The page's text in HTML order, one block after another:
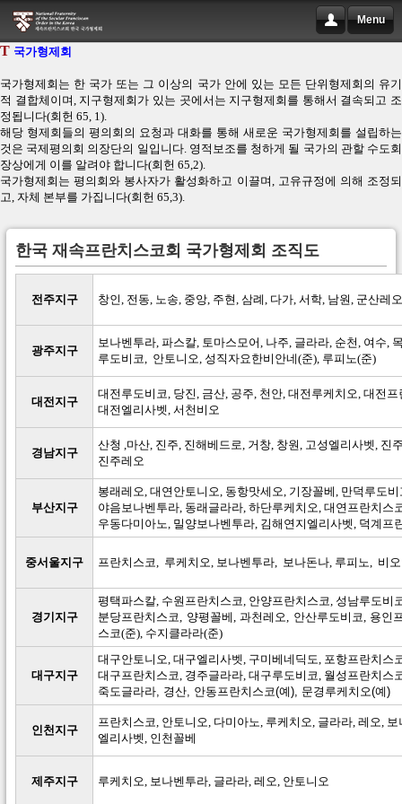
Menu
T 국가형제회
국가형제회는 한 국가 또는 그 이상의 국가 안에 있는 모든 단위형제회의 유기
적 결합체이며, 지구형제회가 있는 곳에서는 지구형제회를 통해서 결속되고 조
정됩니다(회헌 65, 1).
해당 형제회들의 평의회의 요청과 대화를 통해 새로운 국가형제회를 설립하는
것은 국제평의회 의장단의 일입니다. 영적보조를 청하게 될 국가의 관할 수도회
장상에게 이를 알려야 합니다(회헌 65,2).
국가형제회는 평의회와 봉사자가 활성화하고 이끌며, 고유규정에 의해 조정되
고, 자체 본부를 가집니다(회헌 65,3).
한국 재속프란치스코회 국가형제회 조직도
전주지구 창인, 전동, 노송, 중앙, 주현, 삼례, 다가, 서학, 남원, 군산레
광주지구
보나벤투라, 파스칼, 토마스모어, 나주, 글라라, 순천, 여수,
루도비코, 안토니오, 성직자요한비안네(준), 루피노(준)
대전지구
대전루도비코, 당진, 금산, 공주, 천안, 대전루케치오, 대전
대전엘리사벳, 서천비오
경남지구
산청 ,마산, 진주, 진해베드로, 거창, 창원, 고성엘리사벳, 진
진주레오
부산지구
봉래레오, 대연안토니오, 동항맛세오, 기장꼴베, 만덕루도
야음보나벤투라, 동래글라라, 하단루케치오, 대연프란치스
우동다미아노, 밀양보나벤투라, 김해연지엘리사벳, 덕계프
중서울지구 프란치스코, 루케치오, 보나벤투라, 보나돈나, 루피노, 비오
경기지구
평택파스칼, 수원프란치스코, 안양프란치스코, 성남루도비
분당프란치스코, 양평꼴베, 과천레오, 안산루도비코, 용인
스코(준), 수지클라라(준)
대구지구
대구안토니오, 대구엘리사벳, 구미베네딕도, 포항프란치스
대구프란치스코, 경주글라라, 대구루도비코, 월성프란치스
죽도글라라, 경산, 안동프란치스코(예), 문경루케치오(예)
인천지구
프란치스코, 안토니오, 다미아노, 루케치오, 글라라, 레오,
엘리사벳, 인천꼴베
제주지구 루케치오, 보나벤투라, 글라라, 레오, 안토니오